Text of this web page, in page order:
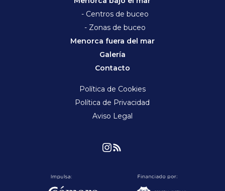
- Centros de buceo
- Zonas de buceo
Menorca fuera del mar
Galería
Contacto
Política de Cookies
Política de Privacidad
Aviso Legal